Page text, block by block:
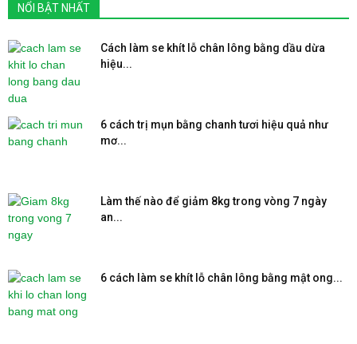
NỔI BẬT NHẤT
Cách làm se khít lỗ chân lông bằng dầu dừa
hiệu...
6 cách trị mụn bằng chanh tươi hiệu quả như
mơ...
Làm thế nào để giảm 8kg trong vòng 7 ngày
an...
6 cách làm se khít lỗ chân lông bằng mật ong...